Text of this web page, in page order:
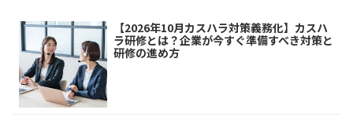
【2026年10月カスハラ対策義務化】カスハ
ラ研修とは？企業が今すぐ準備すべき対策と
研修の進め方